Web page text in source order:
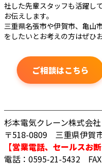
社した先輩スタッフも活躍し
お伝えします。
三重県名張市や伊賀市、亀山
をしたいとお考えの方はぜひ
ご相談はこちら
杉本電気クレーン株式会社
〒518-0809 三重県伊賀
【営業電話、セールスお断
電話：0595-21-5432